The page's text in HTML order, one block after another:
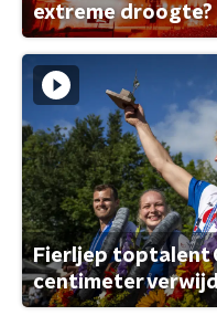
extreme droogte?
Fierljep toptalent
centimeter